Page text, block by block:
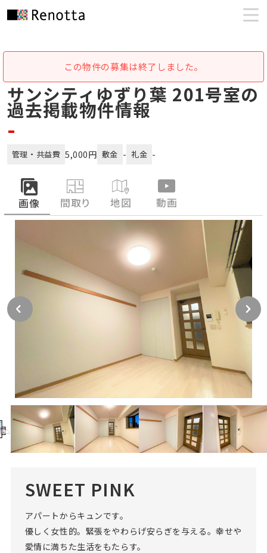
この物件の募集は終了しました。
サンシティゆずり葉 201号室の
過去掲載物件情報
-
管理・共益費 5,000円 敷金 - 礼金 -
画像 間取り 地図 動画
SWEET PINK
アパートからキュンです。
優しく女性的。緊張をやわらげ安らぎを与える。幸せや
愛情に満ちた生活をもたらす。